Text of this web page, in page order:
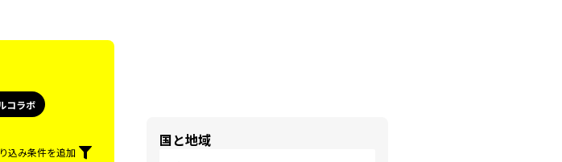
コラボ
込み条件を追加
国と地域